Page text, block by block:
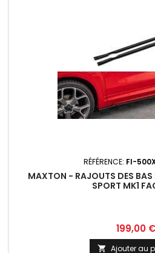
RÉFÉRENCE: FI-
MAXTON - RAJOUTS DES
SPORT MK1
Prix
199,00 €
 Ajouter au